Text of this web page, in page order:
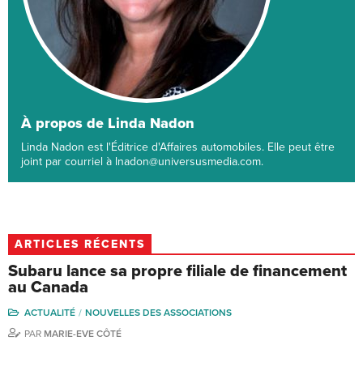
À propos de Linda Nadon
Linda Nadon est l'Éditrice d'Affaires automobiles. Elle peut être
joint par courriel à lnadon@universusmedia.com.
ARTICLES RÉCENTS
Subaru lance sa propre filiale de financement
au Canada
ACTUALITÉ
NOUVELLES DES ASSOCIATIONS
PAR MARIE-EVE CÔTÉ